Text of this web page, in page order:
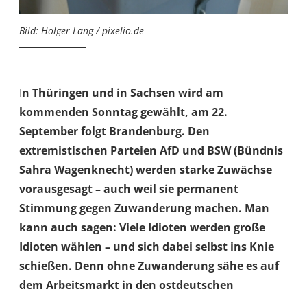
Bild: Holger Lang / pixelio.de
In Thüringen und in Sachsen wird am
kommenden Sonntag gewählt, am 22.
September folgt Brandenburg. Den
extremistischen Parteien AfD und BSW (Bündnis
Sahra Wagenknecht) werden starke Zuwächse
vorausgesagt – auch weil sie permanent
Stimmung gegen Zuwanderung machen. Man
kann auch sagen: Viele Idioten werden große
Idioten wählen – und sich dabei selbst ins Knie
schießen. Denn ohne Zuwanderung sähe es auf
dem Arbeitsmarkt in den ostdeutschen